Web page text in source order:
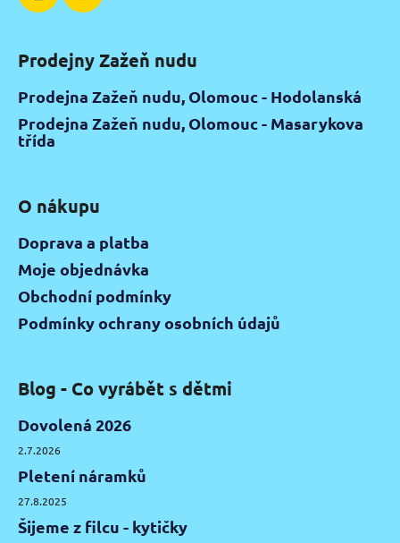
Prodejny Zažeň nudu
Prodejna Zažeň nudu, Olomouc - Hodolanská
Prodejna Zažeň nudu, Olomouc - Masarykova
třída
O nákupu
Doprava a platba
Moje objednávka
Obchodní podmínky
Podmínky ochrany osobních údajů
Blog - Co vyrábět s dětmi
Dovolená 2026
2.7.2026
Pletení náramků
27.8.2025
Šijeme z filcu - kytičky